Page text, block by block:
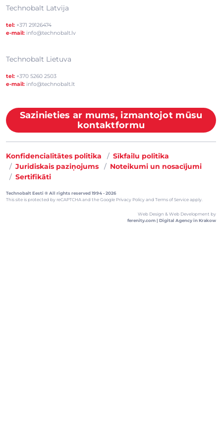
Technobalt Latvija
tel: +371 29126474
e-mail: info@technobalt.lv
Technobalt Lietuva
tel: +370 5260 2503
e-mail: info@technobalt.lt
Sazinieties ar mums, izmantojot mūsu
kontaktformu
Konfidencialitātes politika
Sīkfailu politika
Juridiskais paziņojums
Noteikumi un nosacījumi
Sertifikāti
Technobalt Eesti ® All rights reserved 1994 - 2026
This site is protected by reCAPTCHA and the Google Privacy Policy and Terms of Service apply.
Web Design & Web Development by
ferenity.com | Digital Agency in Krakow